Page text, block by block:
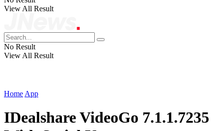
View All Result
No Result
View All Result
Home App
IDealshare VideoGo 7.1.1.7235